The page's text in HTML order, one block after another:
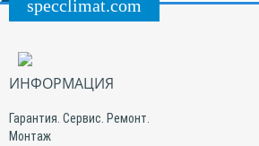
specclimat.com
ИНФОРМАЦИЯ
Гарантия. Сервис. Ремонт.
Монтаж